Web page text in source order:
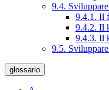
9.4.
9.4.1. Il
9.4.2. Il
9.4.3. Il
9.5.
glossario